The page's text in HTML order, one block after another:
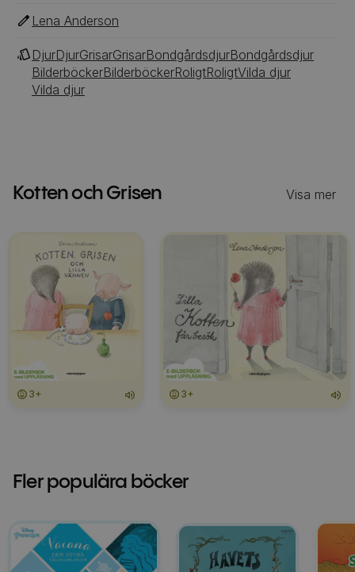
Lena Anderson
DjurDjurGrisarGrisarBondgårdsdjurBondgårdsdjur
BilderböckerBilderböckerRoligtRoligtVilda djur
Vilda djur
Kotten och Grisen Visa mer
3+ 3+
Fler populära böcker